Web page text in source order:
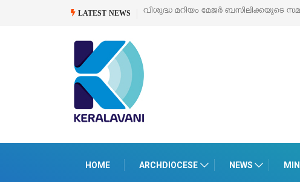
LATEST NEWS
സമർപ്പണ തിരുനാൾ ഓഗസ്റ്റ് 5 –‘പെറ്റൽസ്’ ലൈഫ് സ്റ്റൈൽ
HOME ARCHDIOCESE NEWS